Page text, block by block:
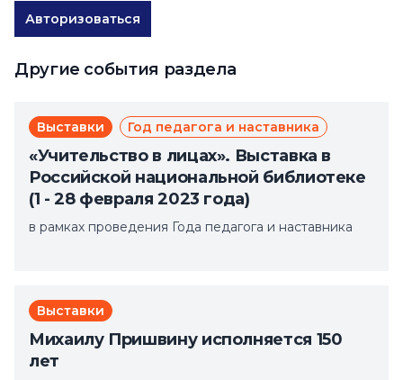
Авторизоваться
Другие события раздела
Выставки Год педагога и наставника
«Учительство в лицах». Выставка в
Российской национальной библиотеке
(1 - 28 февраля 2023 года)
в рамках проведения Года педагога и наставника
Выставки
Михаилу Пришвину исполняется 150
лет